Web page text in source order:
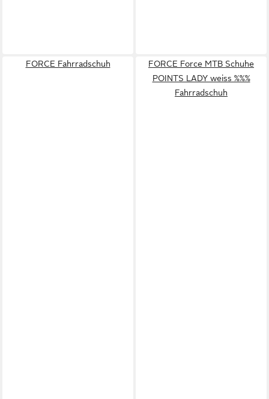
FORCE Fahrradschuh
FORCE Force MTB Schuhe
POINTS LADY weiss %%%
Fahrradschuh